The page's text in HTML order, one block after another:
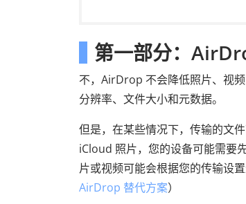
第一部分：
不，AirDrop 不会降低照片、视
分辨率、文件大小和元数据。
但是，在某些情况下，传输的文
iCloud 照片，您的设备可能需要
片或视频可能会根据您的传输设
AirDrop 替代方案）